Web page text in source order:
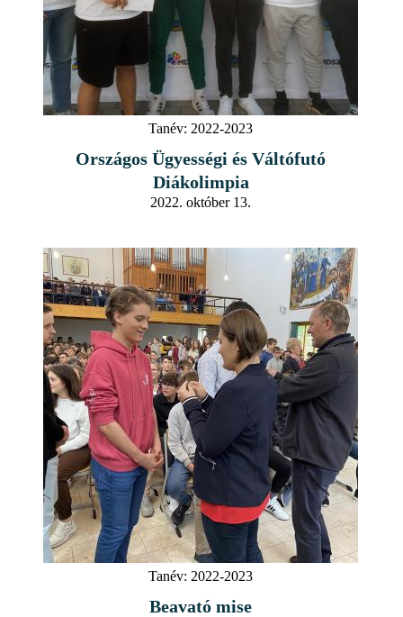
Tanév: 2022-2023
Országos Ügyességi és Váltófutó
Diákolimpia
2022. október 13.
Tanév: 2022-2023
Beavató mise